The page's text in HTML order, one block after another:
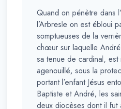
Quand on pénètre dans
l’Arbresle on est ébloui
somptueuses de la
chœur sur laquelle André
sa tenue de cardinal,
agenouillé, sous la
portant l’enfant Jésus
Baptiste et André, les
deux diocèses dont il fut